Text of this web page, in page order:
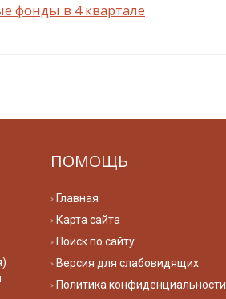
фонды в 4 квартале
ПОМОЩЬ
Главная
Карта сайта
Поиск по сайту
Версия для слабовидящих
Политика конфиденциальности